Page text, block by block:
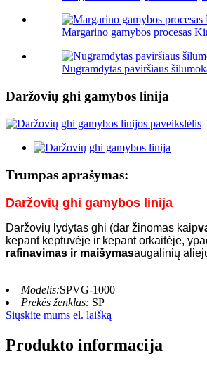
Margarino gamybos procesas
Nugramdytas paviršiaus
Daržovių ghi gamybos linija
Trumpas aprašymas:
Daržovių ghi gamybos linija
Daržovių lydytas ghi (dar žinomas kaip
kepant keptuvėje ir kepant orkaitėje,
rafinavimas ir maišymasaugalinių
Modelis:SPVG-1000
Prekės ženklas: SP
Siųskite mums el. laišką
Produkto informacija